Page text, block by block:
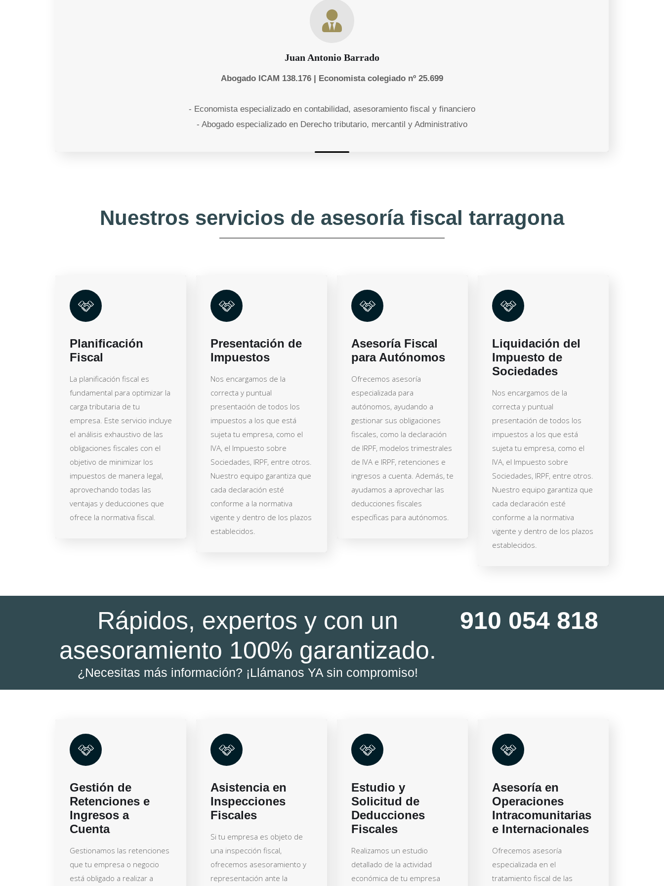
Juan Antonio Barrado
Abogado ICAM 138.176 | Economista colegiado nº 25.699
- Economista especializado en contabilidad, asesoramiento fiscal y financiero
- Abogado especializado en Derecho tributario, mercantil y Administrativo
Nuestros servicios de asesoría fiscal tarragona
Planificación
Fiscal
La planificación fiscal es
fundamental para optimizar la
carga tributaria de tu
empresa. Este servicio incluye
el análisis exhaustivo de las
obligaciones fiscales con el
objetivo de minimizar los
impuestos de manera legal,
aprovechando todas las
ventajas y deducciones que
ofrece la normativa fiscal.
Presentación de
Impuestos
Nos encargamos de la
correcta y puntual
presentación de todos los
impuestos a los que está
sujeta tu empresa, como el
IVA, el Impuesto sobre
Sociedades, IRPF, entre otros.
Nuestro equipo garantiza que
cada declaración esté
conforme a la normativa
vigente y dentro de los plazos
establecidos.
Asesoría Fiscal
para Autónomos
Ofrecemos asesoría
especializada para
autónomos, ayudando a
gestionar sus obligaciones
fiscales, como la declaración
de IRPF, modelos trimestrales
de IVA e IRPF, retenciones e
ingresos a cuenta. Además, te
ayudamos a aprovechar las
deducciones fiscales
específicas para autónomos.
Liquidación del
Impuesto de
Sociedades
Nos encargamos de la
correcta y puntual
presentación de todos los
impuestos a los que está
sujeta tu empresa, como el
IVA, el Impuesto sobre
Sociedades, IRPF, entre otros.
Nuestro equipo garantiza que
cada declaración esté
conforme a la normativa
vigente y dentro de los plazos
establecidos.
Rápidos, expertos y con un
asesoramiento 100% garantizado.
¿Necesitas más información? ¡Llámanos YA sin compromiso!
910 054 818
Gestión de
Retenciones e
Ingresos a
Cuenta
Gestionamos las retenciones
que tu empresa o negocio
está obligado a realizar a
Asistencia en
Inspecciones
Fiscales
Si tu empresa es objeto de
una inspección fiscal,
ofrecemos asesoramiento y
representación ante la
Estudio y
Solicitud de
Deducciones
Fiscales
Realizamos un estudio
detallado de la actividad
económica de tu empresa
Asesoría en
Operaciones
Intracomunitarias
e Internacionales
Ofrecemos asesoría
especializada en el
tratamiento fiscal de las